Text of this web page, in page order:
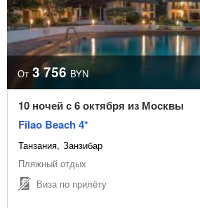
От 3 756 BYN
10 ночей с 6 октября из Москвы
Filao Beach 4*
Танзания Занзибар
Пляжный отдых
Виза по прилёту